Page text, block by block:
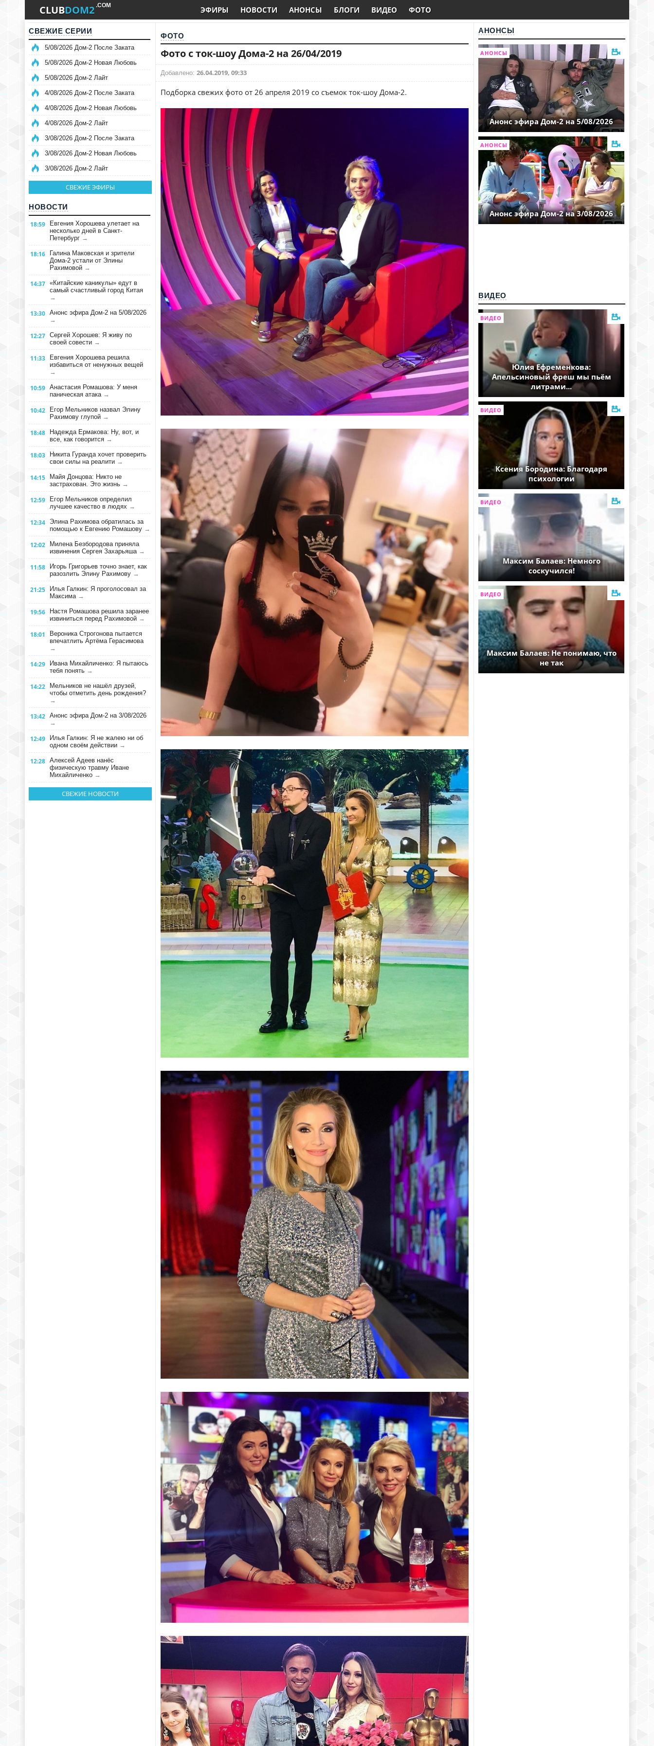
CLUBDOM2 .COM ЭФИРЫ НОВОСТИ АНОНСЫ БЛОГИ ВИДЕО ФОТО
СВЕЖИЕ СЕРИИ
5/08/2026 Дом-2 После Заката
5/08/2026 Дом-2 Новая Любовь
5/08/2026 Дом-2 Лайт
4/08/2026 Дом-2 После Заката
4/08/2026 Дом-2 Новая Любовь
4/08/2026 Дом-2 Лайт
3/08/2026 Дом-2 После Заката
3/08/2026 Дом-2 Новая Любовь
3/08/2026 Дом-2 Лайт
СВЕЖИЕ ЭФИРЫ
НОВОСТИ
18:59
Евгения Хорошева улетает на
несколько дней в Санкт-
Петербург →
18:16
Галина Маковская и зрители
Дома-2 устали от Элины
Рахимовой →
14:37 «Китайские каникулы» едут в
самый счастливый город Китая
→
13:30 Анонс эфира Дом-2 на 5/08/2026
→
12:27 Сергей Хорошев: Я живу по
своей совести →
11:33
Евгения Хорошева решила
избавиться от ненужных вещей
→
10:59 Анастасия Ромашова: У меня
паническая атака →
10:42
Егор Мельников назвал Элину
Рахимову глупой →
18:48
Надежда Ермакова: Ну, вот, и
все, как говорится →
18:03
Никита Гуранда хочет проверить
свои силы на реалити →
14:15
Майя Донцова: Никто не
застрахован. Это жизнь →
12:59
Егор Мельников определил
лучшее качество в людях →
12:34
Элина Рахимова обратилась за
помощью к Евгению Ромашову →
12:02
Милена Безбородова приняла
извинения Сергея Захарьяша →
11:58
Игорь Григорьев точно знает, как
разозлить Элину Рахимову →
21:25
Илья Галкин: Я проголосовал за
Максима →
19:56
Настя Ромашова решила заранее
извиниться перед Рахимовой →
18:01
Вероника Строгонова пытается
впечатлить Артёма Герасимова
→
14:29
Ивана Михайличенко: Я пытаюсь
тебя понять →
14:22
Мельников не нашёл друзей,
чтобы отметить день рождения?
→
13:42 Анонс эфира Дом-2 на 3/08/2026
→
12:49
Илья Галкин: Я не жалею ни об
одном своём действии →
12:28 Алексей Адеев нанёс
физическую травму Иване
Михайличенко →
СВЕЖИЕ НОВОСТИ
ФОТО
Фото с ток-шоу Дома-2 на 26/04/2019
Добавлено: 26.04.2019, 09:33
Подборка свежих фото от 26 апреля 2019 со съемок ток-шоу Дома-2.
АНОНСЫ
АНОНСЫ
Анонс эфира Дом-2 на 5/08/2026
АНОНСЫ
Анонс эфира Дом-2 на 3/08/2026
ВИДЕО
ВИДЕО
Юлия Ефременкова:
Апельсиновый фреш мы пьём
литрами...
ВИДЕО
Ксения Бородина: Благодаря
психологии
ВИДЕО
Максим Балаев: Немного
соскучился!
ВИДЕО
Максим Балаев: Не понимаю, что
не так